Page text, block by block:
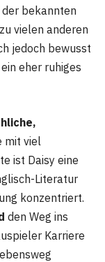
bekannten
vielen anderen
jedoch bewusst
eher ruhiges
mit viel
ist Daisy eine
Literatur
konzentriert.
den Weg ins
Karriere